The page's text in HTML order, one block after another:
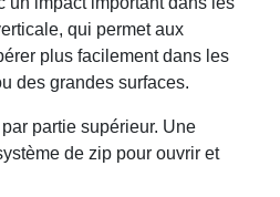
qui permet aux
plus facilement dans les
des grandes surfaces.
partie supérieur. Une
de zip pour ouvrir et